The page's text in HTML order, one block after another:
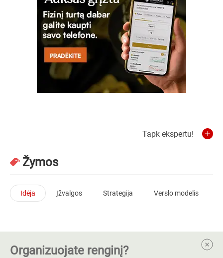
Tapk ekspertu!
Žymos
Idėja Įžvalgos Strategija Verslo modelis
Organizuojate renginį?